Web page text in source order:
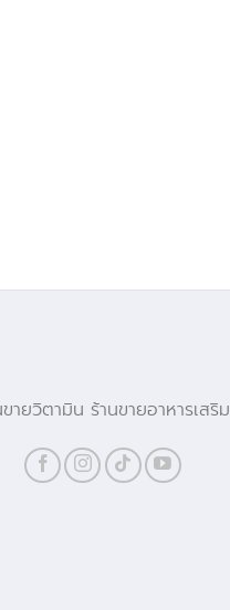
ขายวิตามิน ร้านขายอาหารเสริม